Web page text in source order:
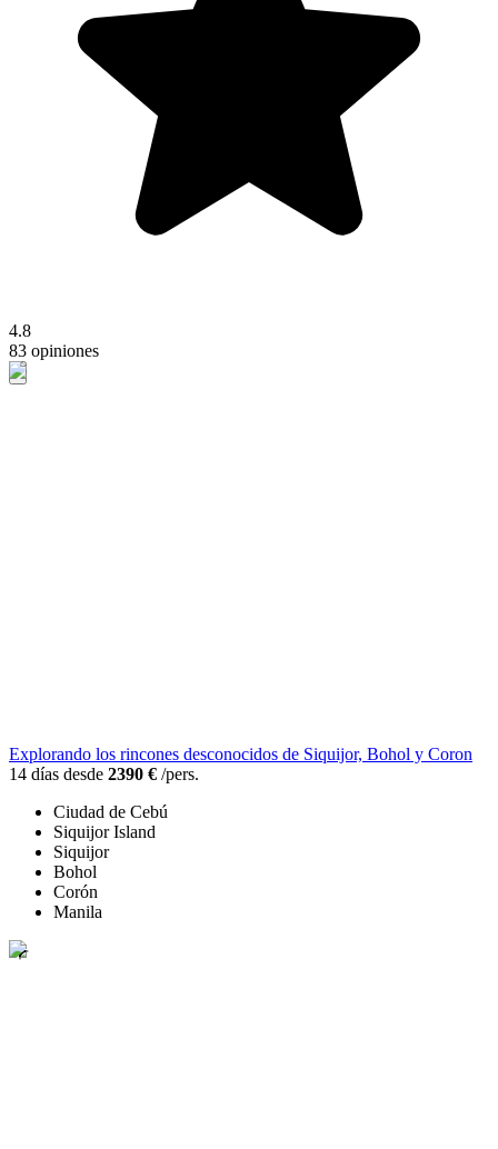
4.8
83 opiniones
Explorando los rincones desconocidos de Siquijor, Bohol y Coron
14 días desde 2390 € /pers.
Ciudad de Cebú
Siquijor Island
Siquijor
Bohol
Corón
Manila